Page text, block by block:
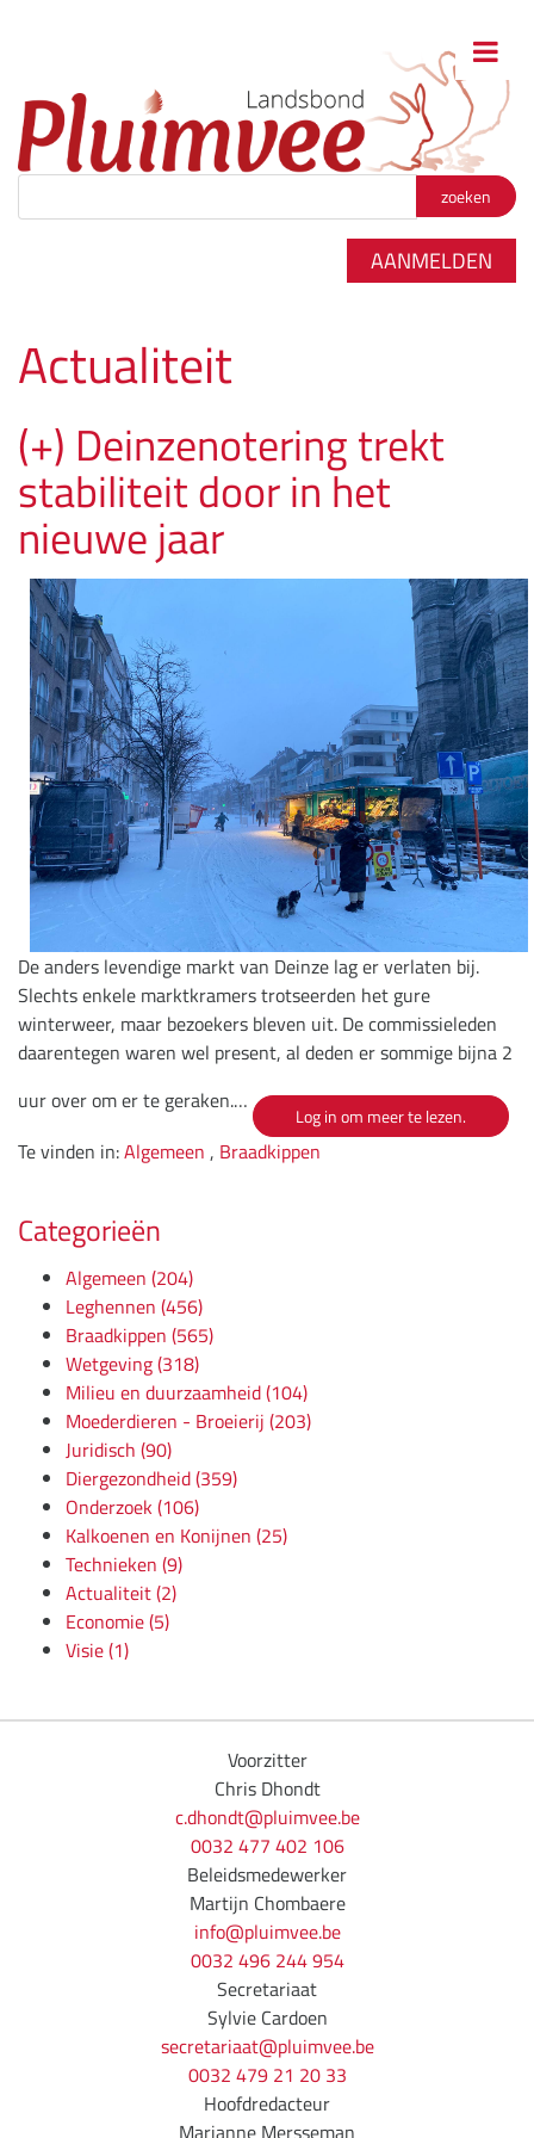
*
AANMELDEN
Actualiteit
(+) Deinzenotering trekt
stabiliteit door in het
nieuwe jaar
De anders levendige markt van Deinze lag er verlaten bij.
Slechts enkele marktkramers trotseerden het gure
winterweer, maar bezoekers bleven uit. De commissieleden
daarentegen waren wel present, al deden er sommige bijna 2
uur over om er te geraken.…
Log in om meer te lezen.
Te vinden in:Algemeen , Braadkippen
Categorieën
Algemeen (204)
Leghennen (456)
Braadkippen (565)
Wetgeving(318)
Milieu en duurzaamheid(104)
Moederdieren - Broeierij (203)
Juridisch (90)
Diergezondheid(359)
Onderzoek(106)
Kalkoenen en Konijnen (25)
Technieken (9)
Actualiteit(2)
Economie(5)
Visie(1)
Voorzitter
Chris Dhondt
c.dhondt@pluimvee.be
0032 477 402 106
Beleidsmedewerker
Martijn Chombaere
info@pluimvee.be
0032 496 244 954
Secretariaat
Sylvie Cardoen
secretariaat@pluimvee.be
0032 479 21 20 33
Hoofdredacteur